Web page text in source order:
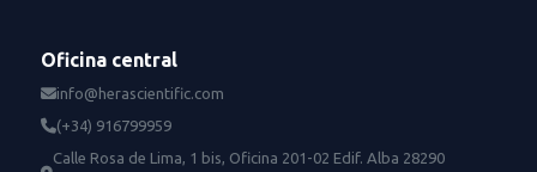
Oficina central
info@herascientific.com
(+34) 916799959
Calle Rosa de Lima, 1 bis, Oficina 201-02 Edif. Alba 28290